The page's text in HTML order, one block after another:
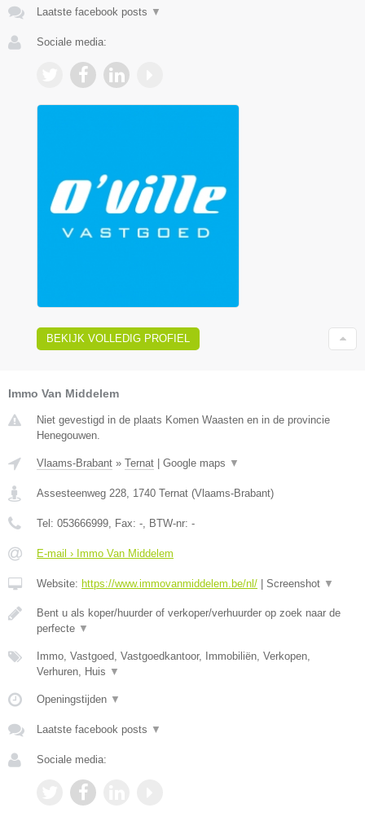
Laatste facebook posts ▼
Sociale media:
BEKIJK VOLLEDIG PROFIEL
Immo Van Middelem
Niet gevestigd in de plaats Komen Waasten en in de provincie
Henegouwen.
Vlaams-Brabant » Ternat Google maps ▼
Assesteenweg 228 1740 Ternat (Vlaams-Brabant)
Tel: 053666999 , Fax: - , BTW-nr: -
E-mail › Immo Van Middelem
Website: https://www.immovanmiddelem.be/nl/ Screenshot ▼
Bent u als koper/huurder of verkoper/verhuurder op zoek naar de
perfecte ▼
Immo, Vastgoed, Vastgoedkantoor, Immobiliën, Verkopen,
Verhuren, Huis ▼
Openingstijden ▼
Laatste facebook posts ▼
Sociale media: